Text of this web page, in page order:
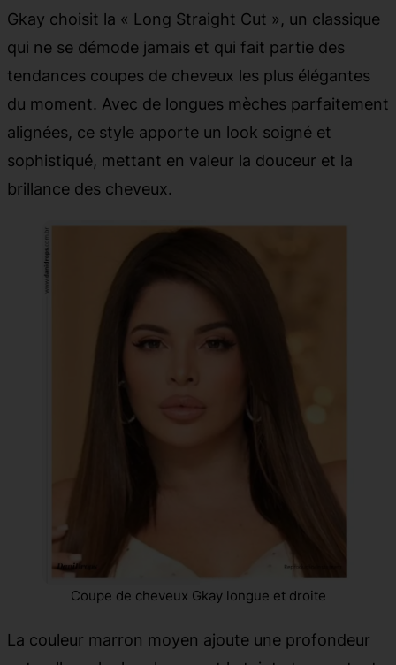
Gkay choisit la « Long Straight Cut », un classique
qui ne se démode jamais et qui fait partie des
tendances coupes de cheveux les plus élégantes
du moment. Avec de longues mèches parfaitement
alignées, ce style apporte un look soigné et
sophistiqué, mettant en valeur la douceur et la
brillance des cheveux.
Coupe de cheveux Gkay longue et droite
La couleur marron moyen ajoute une profondeur